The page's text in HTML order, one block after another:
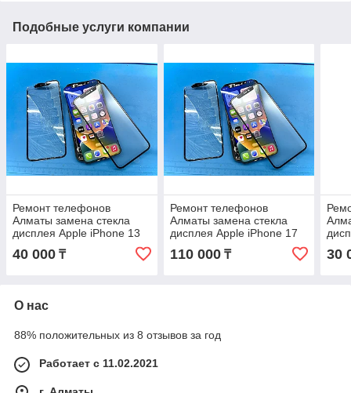
Подобные услуги компании
Ремонт телефонов
Алматы замена стекла
дисплея Apple iPhone 13
Pro Max Оригинал С
Гарантией
40 000 ₸
Ремонт телефонов
Алматы замена стекла
дисплея Apple iPhone 17
Pro Max Оригинал С
Гарантией
110 000₸ 30
О нас
88% положительных из 8 отзывов за год
Работает с 11.02.2021